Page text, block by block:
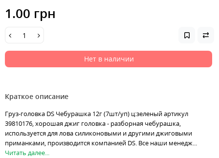
1.00 грн
Нет в наличии
Краткое описание
Груз-головка DS Чебурашка 12г (7шт/уп) ц:зеленый артикул
39810176, хорошая джиг головка - разборная чебурашка,
используется для лова силиконовыми и другими джиговыми
приманками, производится компанией DS. Все наши менедж...
Читать далее...